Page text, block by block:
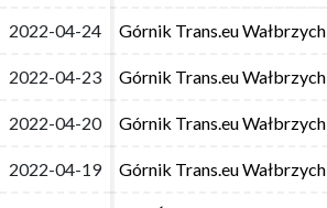
2022-04-24 Górnik Trans.eu Wałbrzych
2022-04-23 Górnik Trans.eu Wałbrzych
2022-04-20 Górnik Trans.eu Wałbrzych
2022-04-19 Górnik Trans.eu Wałbrzych
2022-04-24 Górnik Trans.eu Wałbrzych
2022-04-23 Górnik Trans.eu Wałbrzych
2022-04-20 Górnik Trans.eu Wałbrzych
2022-04-19 Górnik Trans.eu Wałbrzych